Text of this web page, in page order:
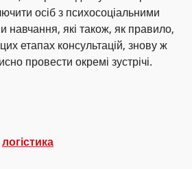
осіб з психосоціальними
навчання, які також, як правило,
етапах консультацій, знову ж
провести окремі зустрічі.
логістика